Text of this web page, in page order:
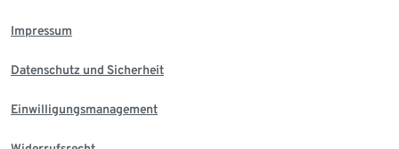
Impressum
Datenschutz und Sicherheit
Einwilligungsmanagement